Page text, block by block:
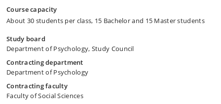
Course capacity
About 30 students per class, 15 Bachelor and 15 Master students
Study board
Department of Psychology, Study Council
Contracting department
Department of Psychology
Contracting faculty
Faculty of Social Sciences